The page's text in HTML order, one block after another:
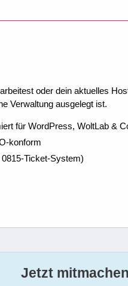
oder dein aktuelles
Verwaltung ausgelegt ist.
für WordPress, WoltLab &
konform
Ticket-System)
Jetzt